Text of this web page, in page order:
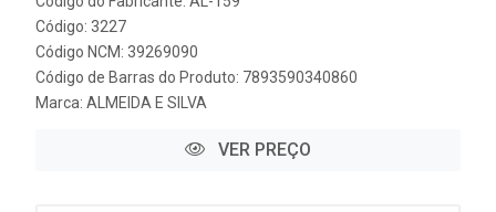
Código: 3227
Código NCM: 39269090
Código de Barras do Produto: 7893590340860
Marca: ALMEIDA E SILVA
VER PREÇO